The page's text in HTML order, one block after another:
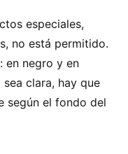
especiales,
no está permitido.
en negro y en
clara, hay que
según el fondo del